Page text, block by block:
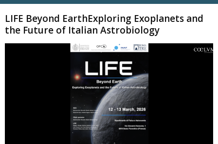
LIFE Beyond EarthExploring Exoplanets and
the Future of Italian Astrobiology